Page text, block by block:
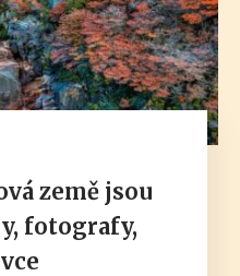
země jsou
fotografy,